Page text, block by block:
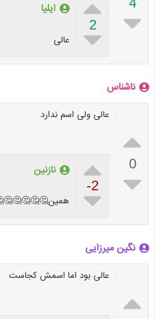


2

ایلیا
عالی
ناشناس

0

عالی ولی اسم ندارد

-2

نازنین
نگین میرزایی

عالی بود اما اسمش کجاست